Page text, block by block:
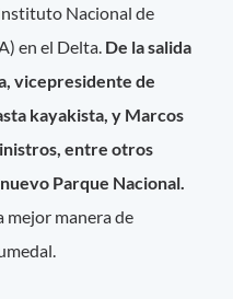
Nacional de
en el Delta. De la salida
vicepresidente de
kayakista, y Marcos
entre otros
Parque Nacional.
mejor manera de